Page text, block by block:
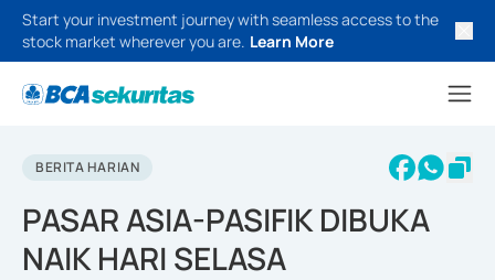
Start your investment journey with seamless access to the
stock market wherever you are. Learn More
BERITA HARIAN
PASAR ASIA-PASIFIK DIBUKA
NAIK HARI SELASA